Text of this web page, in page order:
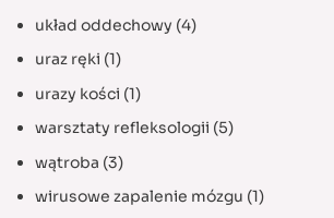
układ oddechowy (4)
uraz ręki (1)
urazy kości (1)
warsztaty refleksologii (5)
wątroba (3)
wirusowe zapalenie mózgu (1)